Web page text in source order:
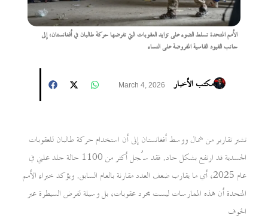
الأمم المتحدة تسلط الضوء على تزايد العقوبات التي تفرضها حركة طالبان في أفغانستان، إلى
جانب القيود القاسية المفروضة على النساء
مكتب الأخبار March 4, 2026
تشير تقارير من شمال ووسط أفغانستان إلى أن استخدام حركة طالبان للعقوبات
الجسدية قد ارتفع بشكل حاد. فقد سُجل أكثر من 1100 حالة جلد علني في
عام 2025، أي ما يقارب ضعف العدد مقارنة بالعام السابق. ويؤكد خبراء الأمم
المتحدة أن هذه الممارسات ليست مجرد عقوبات، بل وسيلة لفرض السيطرة عبر
الخوف